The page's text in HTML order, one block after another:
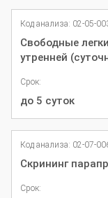
Код анализа: 02-05-
Свободные
утренней
Срок:
до 5 суток
Код анализа: 02-07-
Скрининг
Срок: